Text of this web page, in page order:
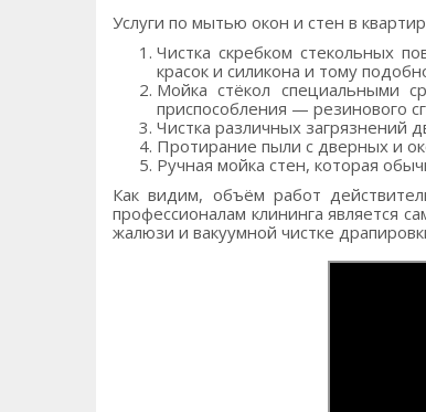
Услуги по мытью окон и стен в
Чистка скребком стекольных
красок и силикона и тому
Мойка стёкол специальными
приспособления — резинового
Чистка различных загрязнений
Протирание пыли с дверных и
Ручная мойка стен, которая
Как видим, объём работ
профессионалам клининга является
жалюзи и вакуумной чистке